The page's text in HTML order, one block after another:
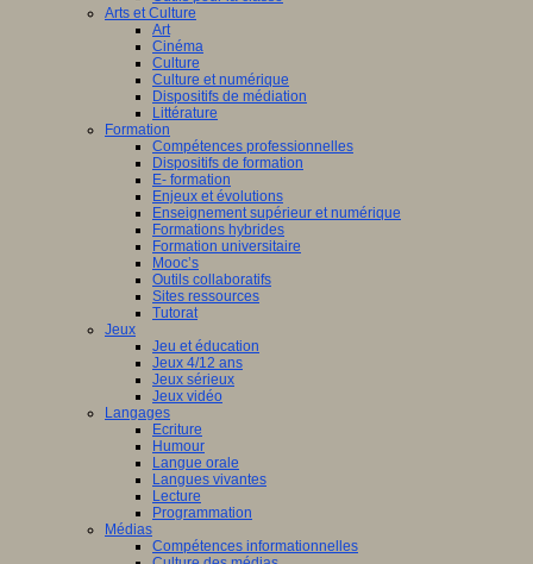
Arts et Culture
Art
Cinéma
Culture
Culture et numérique
Dispositifs de médiation
Littérature
Formation
Compétences professionnelles
Dispositifs de formation
E- formation
Enjeux et évolutions
Enseignement supérieur et numérique
Formations hybrides
Formation universitaire
Mooc’s
Outils collaboratifs
Sites ressources
Tutorat
Jeux
Jeu et éducation
Jeux 4/12 ans
Jeux sérieux
Jeux vidéo
Langages
Ecriture
Humour
Langue orale
Langues vivantes
Lecture
Programmation
Médias
Compétences informationnelles